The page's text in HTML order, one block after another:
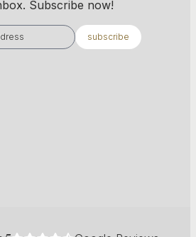
Subscribe now!
subscribe